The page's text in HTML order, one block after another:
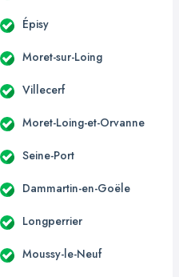
Épisy
Moret-sur-Loing
Villecerf
Moret-Loing-et-Orvanne
Seine-Port
Dammartin-en-Goële
Longperrier
Moussy-le-Neuf